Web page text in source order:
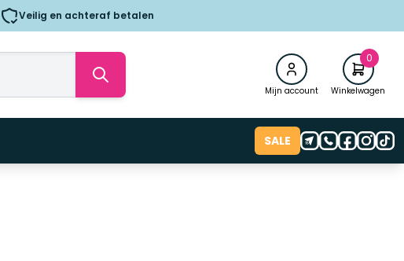
Veilig en achteraf betalen
Mijn account
0
Winkelwagen
SALE